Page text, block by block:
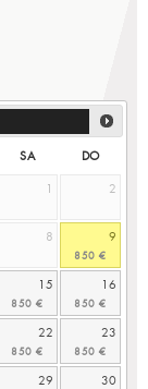
SA
DO
1
2
8 9
15 16
22 23
29 30